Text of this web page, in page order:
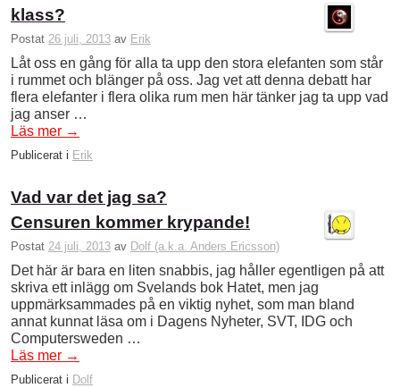
klass?
Postat 26 juli, 2013 av Erik
Låt oss en gång för alla ta upp den stora elefanten som står
i rummet och blänger på oss. Jag vet att denna debatt har
flera elefanter i flera olika rum men här tänker jag ta upp vad
jag anser …
Läs mer →
Publicerat i Erik
Vad var det jag sa?
Censuren kommer krypande!
Postat 24 juli, 2013 av Dolf (a.k.a. Anders Ericsson)
Det här är bara en liten snabbis, jag håller egentligen på att
skriva ett inlägg om Svelands bok Hatet, men jag
uppmärksammades på en viktig nyhet, som man bland
annat kunnat läsa om i Dagens Nyheter, SVT, IDG och
Computersweden …
Läs mer →
Publicerat i Dolf